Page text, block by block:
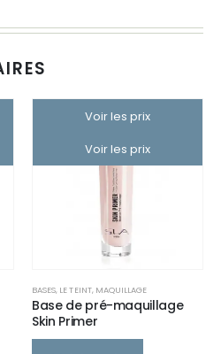
Voir les prix
Voir les prix
BASES, LE TEINT, MAQUILLAGE
Base de pré-maquillage
Skin Primer